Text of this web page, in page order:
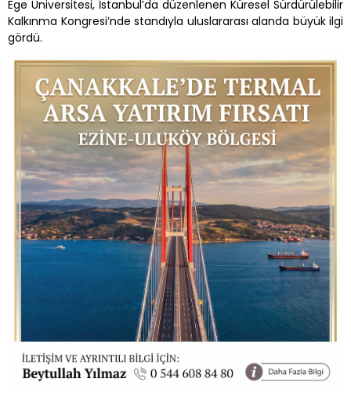
Ege Üniversitesi, İstanbul’da düzenlenen Küresel Sürdürülebilir
Kalkınma Kongresi’nde standıyla uluslararası alanda büyük ilgi
gördü.